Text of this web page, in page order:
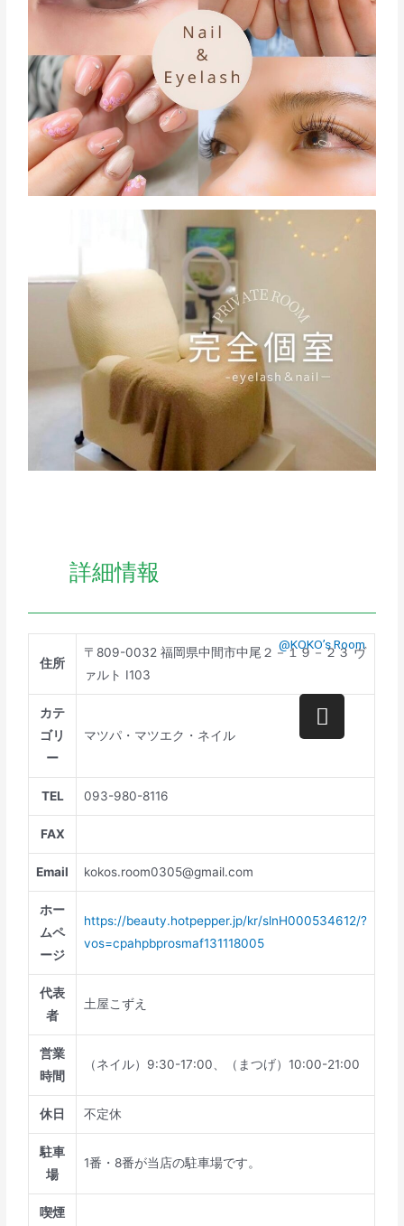
詳細情報
住所
〒809-0032 福岡県中間市中尾２－１９－２３ ヴ
ァルト I103
カテ
ゴリ
ー
マツパ・マツエク・ネイル
TEL 093-980-8116
FAX
Email kokos.room0305@gmail.com
ホー
ムペ
ージ
https://beauty.hotpepper.jp/kr/slnH000534612/?
vos=cpahpbprosmaf131118005
代表
者
土屋こずえ
営業
時間
（ネイル）9:30-17:00、（まつげ）10:00-21:00
休日 不定休
駐車
場
1番・8番が当店の駐車場です。
喫煙
@KOKO’s Room